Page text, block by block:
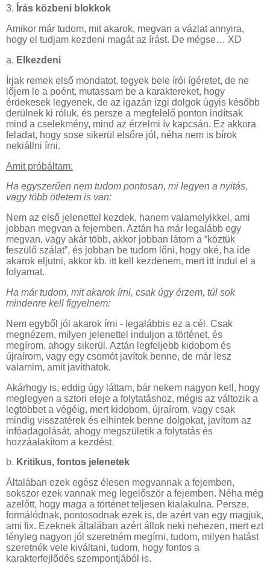
3. Írás közbeni blokkok
Amikor már tudom, mit akarok, megvan a vázlat annyira,
hogy el tudjam kezdeni magát az írást. De mégse… XD
a. Elkezdeni
Írjak remek első mondatot, tegyek bele írói ígéretet, de ne
lőjem le a poént, mutassam be a karaktereket, hogy
érdekesek legyenek, de az igazán izgi dolgok úgyis később
derülnek ki róluk, és persze a megfelelő ponton indítsak
mind a cselekmény, mind az érzelmi ív kapcsán. Ez akkora
feladat, hogy sose sikerül elsőre jól, néha nem is bírok
nekiállni írni.
Amit próbáltam:
Ha egyszerűen nem tudom pontosan, mi legyen a nyitás,
vagy több ötletem is van:
Nem az első jelenettel kezdek, hanem valamelyikkel, ami
jobban megvan a fejemben. Aztán ha már legalább egy
megvan, vagy akár több, akkor jobban látom a “köztük
feszülő szálat”, és jobban be tudom lőni, hogy oké, ha ide
akarok eljutni, akkor kb. itt kell kezdenem, mert itt indul el a
folyamat.
Ha már tudom, mit akarok írni, csak úgy érzem, túl sok
mindenre kell figyelnem:
Nem egyből jól akarok írni - legalábbis ez a cél. Csak
megnézem, milyen jelenettel induljon a történet, és
megírom, ahogy sikerül. Aztán legfeljebb kidobom és
újraírom, vagy egy csomót javítok benne, de már lesz
valamim, amit javíthatok.
Akárhogy is, eddig úgy láttam, bár nekem nagyon kell, hogy
meglegyen a sztori eleje a folytatáshoz, mégis az változik a
legtöbbet a végéig, mert kidobom, újraírom, vagy csak
mindig visszatérek és elhintek benne dolgokat, javítom az
infóadagolását, ahogy megszületik a folytatás és
hozzáalakítom a kezdést.
b. Kritikus, fontos jelenetek
Általában ezek egész élesen megvannak a fejemben,
sokszor ezek vannak meg legelőször a fejemben. Néha még
azelőtt, hogy maga a történet teljesen kialakulna. Persze,
formálódnak, pontosodnak ezek is, de azért van egy magjuk,
ami fix. Ezeknek általában azért állok neki nehezen, mert ezt
tényleg nagyon jól szeretném megírni, tudom, milyen hatást
szeretnék vele kiváltani, tudom, hogy fontos a
karakterfejlődés szempontjából is.